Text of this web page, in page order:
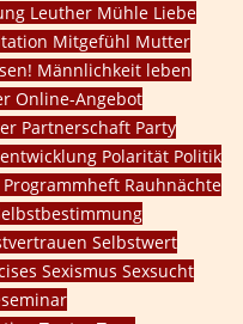
Leuther Mühle Liebe
Mitgefühl Mutter
Männlichkeit leben
Online-Angebot
Partnerschaft Party
Polarität Politik
Programmheft Rauhnächte
Selbstwert
Sexismus Sexsucht